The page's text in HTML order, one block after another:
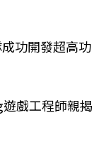
功開發超高功
戲工程師親揭